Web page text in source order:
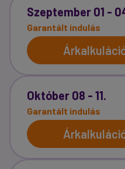
Szeptember 01 -
Garantált indulás
Október 08 - 11.
Garantált indulás